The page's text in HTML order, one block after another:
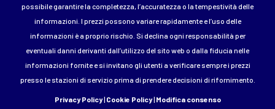
possibile garantire la completezza, l’accuratezza o la tempestività delle
informazioni. I prezzi possono variare rapidamente e l’uso delle
informazioni è a proprio rischio. Si declina ogni responsabilità per
eventuali danni derivanti dall’utilizzo del sito web o dalla fiducia nelle
informazioni fornite e si invitano gli utenti a verificare sempre i prezzi
presso le stazioni di servizio prima di prendere decisioni di rifornimento.
Privacy Policy| Cookie Policy| Modifica consenso